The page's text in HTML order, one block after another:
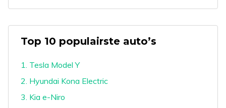
Top 10 populairste auto’s
1. Tesla Model Y
2. Hyundai Kona Electric
3. Kia e-Niro